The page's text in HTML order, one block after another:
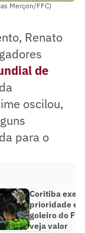
Merçon/FFC)
Renato
de
oscilou,
para o
Coritiba
prioridade e
goleiro do
veja valor